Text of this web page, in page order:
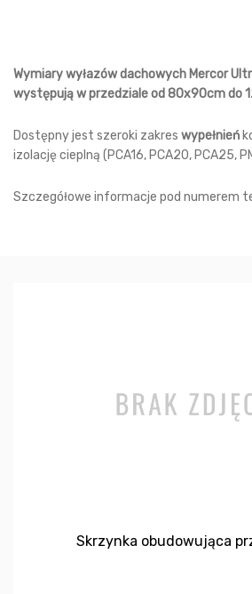
Wymiary wyłazów dachowych Mercor
występują w przedziale od 80x90cm do
Dostępny jest szeroki zakres wypełnień
izolację cieplną (PCA16, PCA20, PCA25,
Szczegółowe informacje pod numerem
Skrzynka obudowująca